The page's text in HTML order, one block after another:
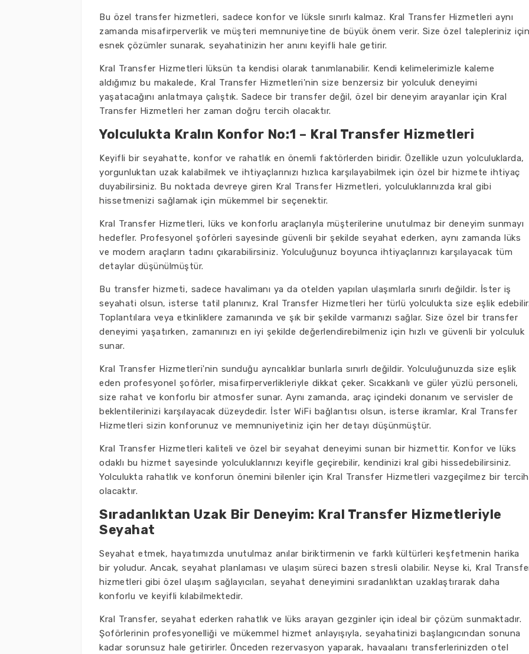
Bu özel transfer hizmetleri, sadece konfor ve lüksle sınırlı kalmaz. Kral Transfer Hizmetleri aynı
zamanda misafirperverlik ve müşteri memnuniyetine de büyük önem verir. Size özel talepleriniz için
esnek çözümler sunarak, seyahatinizin her anını keyifli hale getirir.
Kral Transfer Hizmetleri lüksün ta kendisi olarak tanımlanabilir. Kendi kelimelerimizle kaleme
aldığımız bu makalede, Kral Transfer Hizmetleri'nin size benzersiz bir yolculuk deneyimi
yaşatacağını anlatmaya çalıştık. Sadece bir transfer değil, özel bir deneyim arayanlar için Kral
Transfer Hizmetleri her zaman doğru tercih olacaktır.
Yolculukta Kralın Konfor No:1 – Kral Transfer Hizmetleri
Keyifli bir seyahatte, konfor ve rahatlık en önemli faktörlerden biridir. Özellikle uzun yolculuklarda,
yorgunluktan uzak kalabilmek ve ihtiyaçlarınızı hızlıca karşılayabilmek için özel bir hizmete ihtiyaç
duyabilirsiniz. Bu noktada devreye giren Kral Transfer Hizmetleri, yolculuklarınızda kral gibi
hissetmenizi sağlamak için mükemmel bir seçenektir.
Kral Transfer Hizmetleri, lüks ve konforlu araçlarıyla müşterilerine unutulmaz bir deneyim sunmayı
hedefler. Profesyonel şoförleri sayesinde güvenli bir şekilde seyahat ederken, aynı zamanda lüks
ve modern araçların tadını çıkarabilirsiniz. Yolculuğunuz boyunca ihtiyaçlarınızı karşılayacak tüm
detaylar düşünülmüştür.
Bu transfer hizmeti, sadece havalimanı ya da otelden yapılan ulaşımlarla sınırlı değildir. İster iş
seyahati olsun, isterse tatil planınız, Kral Transfer Hizmetleri her türlü yolculukta size eşlik
Toplantılara veya etkinliklere zamanında ve şık bir şekilde varmanızı sağlar. Size özel bir transfer
deneyimi yaşatırken, zamanınızı en iyi şekilde değerlendirebilmeniz için hızlı ve güvenli bir yolculuk
sunar.
Kral Transfer Hizmetleri'nin sunduğu ayrıcalıklar bunlarla sınırlı değildir. Yolculuğunuzda size eşlik
eden profesyonel şoförler, misafirperverlikleriyle dikkat çeker. Sıcakkanlı ve güler yüzlü personeli,
size rahat ve konforlu bir atmosfer sunar. Aynı zamanda, araç içindeki donanım ve servisler de
beklentilerinizi karşılayacak düzeydedir. İster WiFi bağlantısı olsun, isterse ikramlar, Kral Transfer
Hizmetleri sizin konforunuz ve memnuniyetiniz için her detayı düşünmüştür.
Kral Transfer Hizmetleri kaliteli ve özel bir seyahat deneyimi sunan bir hizmettir. Konfor ve lüks
odaklı bu hizmet sayesinde yolculuklarınızı keyifle geçirebilir, kendinizi kral gibi hissedebilirsiniz.
Yolculukta rahatlık ve konforun önemini bilenler için Kral Transfer Hizmetleri vazgeçilmez bir tercih
olacaktır.
Sıradanlıktan Uzak Bir Deneyim: Kral Transfer Hizmetleriyle
Seyahat
Seyahat etmek, hayatımızda unutulmaz anılar biriktirmenin ve farklı kültürleri keşfetmenin harika
bir yoludur. Ancak, seyahat planlaması ve ulaşım süreci bazen stresli olabilir. Neyse ki, Kral
hizmetleri gibi özel ulaşım sağlayıcıları, seyahat deneyimini sıradanlıktan uzaklaştırarak daha
konforlu ve keyifli kılabilmektedir.
Kral Transfer, seyahat ederken rahatlık ve lüks arayan gezginler için ideal bir çözüm sunmaktadır.
Şoförlerinin profesyonelliği ve mükemmel hizmet anlayışıyla, seyahatinizi başlangıcından sonuna
kadar sorunsuz hale getirirler. Önceden rezervasyon yaparak, havaalanı transferlerinizden otel